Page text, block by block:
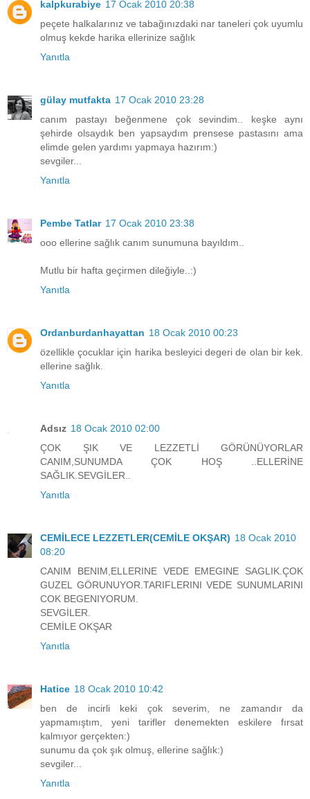
kalpkurabiye 17 Ocak 2010 20:38
peçete halkalarınız ve tabağınızdaki nar taneleri çok uyumlu
olmuş kekde harika ellerinize sağlık
Yanıtla
gülay mutfakta 17 Ocak 2010 23:28
canım pastayı beğenmene çok sevindim.. keşke aynı
şehirde olsaydık ben yapsaydım prensese pastasını ama
elimde gelen yardımı yapmaya hazırım:)
sevgiler...
Yanıtla
Pembe Tatlar 17 Ocak 2010 23:38
ooo ellerine sağlık canım sunumuna bayıldım..
Mutlu bir hafta geçirmen dileğiyle..:)
Yanıtla
Ordanburdanhayattan 18 Ocak 2010 00:23
özellikle çocuklar için harika besleyici degeri de olan bir kek.
ellerine sağlık.
Yanıtla
Adsız 18 Ocak 2010 02:00
ÇOK ŞIK VE LEZZETLİ GÖRÜNÜYORLAR
CANIM,SUNUMDA ÇOK HOŞ ..ELLERİNE
SAĞLIK.SEVGİLER..
Yanıtla
CEMİLECE LEZZETLER(CEMİLE OKŞAR) 18 Ocak 2010
08:20
CANIM BENIM,ELLERINE VEDE EMEGINE SAGLIK.ÇOK
GUZEL GÖRUNUYOR.TARIFLERINI VEDE SUNUMLARINI
COK BEGENIYORUM.
SEVGİLER.
CEMİLE OKŞAR
Yanıtla
Hatice 18 Ocak 2010 10:42
ben de incirli keki çok severim, ne zamandır da
yapmamıştım, yeni tarifler denemekten eskilere fırsat
kalmıyor gerçekten:)
sunumu da çok şık olmuş, ellerine sağlık:)
sevgiler...
Yanıtla